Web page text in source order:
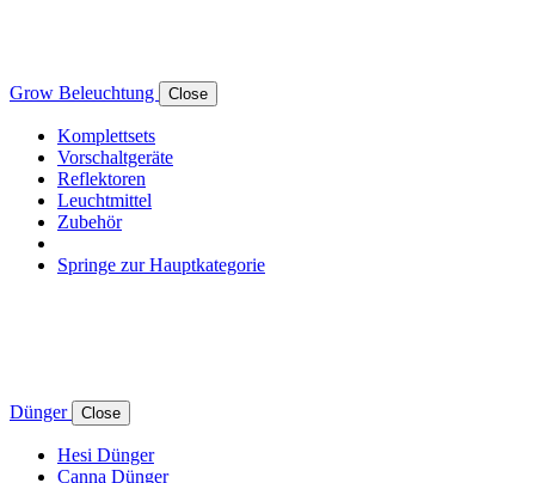
Grow Beleuchtung Close
Komplettsets
Vorschaltgeräte
Reflektoren
Leuchtmittel
Zubehör
Springe zur Hauptkategorie
Dünger Close
Hesi Dünger
Canna Dünger